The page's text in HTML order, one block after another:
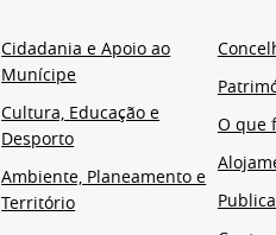
Cidadania e Apoio ao
Munícipe
Cultura, Educação e
Desporto
Ambiente, Planeamento e
Território
O que